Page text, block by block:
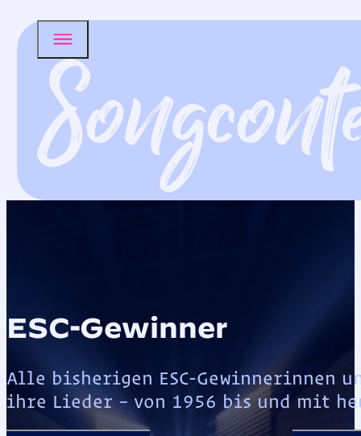
ESC-Gewinner
Alle bisherigen ESC-Gewinnerinnen
ihre Lieder – von 1956 bis und mit